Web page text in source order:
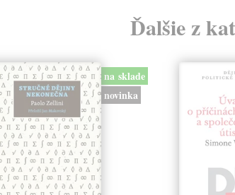
Ďalšie z
na sklade
novinka